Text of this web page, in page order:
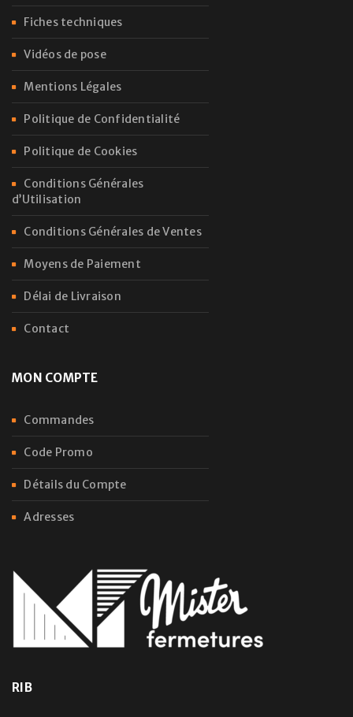
Fiches techniques
Vidéos de pose
Mentions Légales
Politique de Confidentialité
Politique de Cookies
Conditions Générales
d’Utilisation
Conditions Générales de Ventes
Moyens de Paiement
Délai de Livraison
Contact
MON COMPTE
Commandes
Code Promo
Détails du Compte
Adresses
RIB